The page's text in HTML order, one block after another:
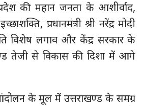
की महान जनता के आशीर्वाद,
प्रधानमंत्री श्री नरेंद्र मोदी
विशेष लगाव और केंद्र सरकार के
तेजी से विकास की दिशा में आगे
के मूल में उत्तराखण्ड के समग्र